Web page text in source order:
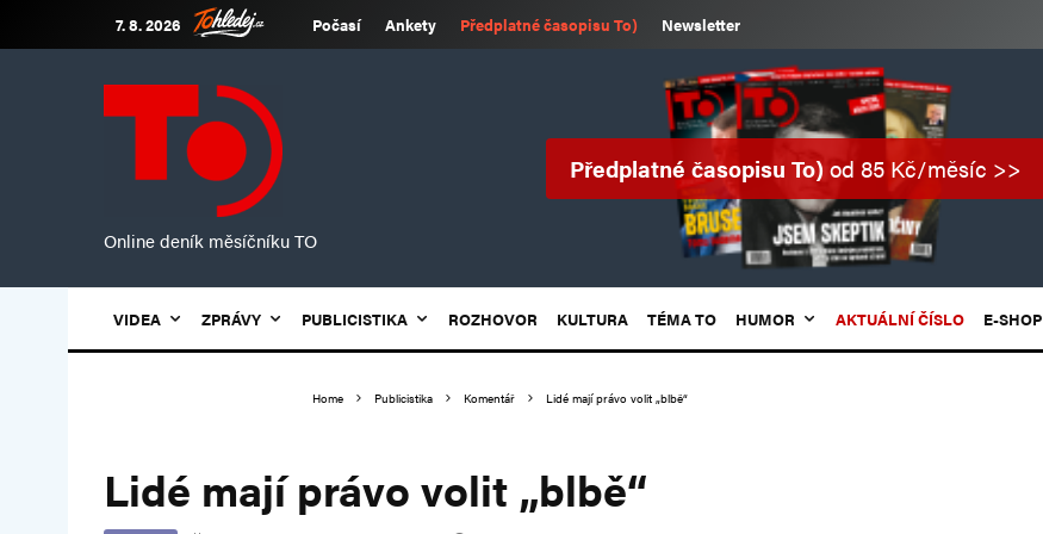
7. 8. 2026 Počasí Ankety Předplatné časopisu To) Newsletter
Online deník měsíčníku TO
Předplatné časopisu To)od 85 Kč/měsíc >>
VIDEA ZPRÁVY PUBLICISTIKA ROZHOVOR KULTURA TÉMA TO HUMOR AKTUÁLNÍ ČÍSLO E-SHOP
Home Publicistika Komentář Lidé mají právo volit „blbě“
Lidé mají právo volit „blbě“